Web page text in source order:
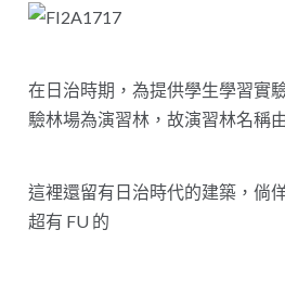
在日治時期，為提供學生學習實
驗林場為演習林，故演習林名稱
這裡還留有日治時代的建築，倘
超有 FU 的